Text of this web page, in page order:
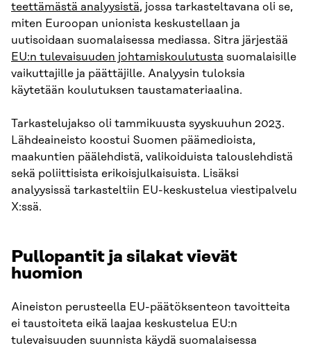
teettämästä analyysistä, jossa tarkasteltavana oli se,
miten Euroopan unionista keskustellaan ja
uutisoidaan suomalaisessa mediassa. Sitra järjestää
EU:n tulevaisuuden johtamiskoulutusta suomalaisille
vaikuttajille ja päättäjille. Analyysin tuloksia
käytetään koulutuksen taustamateriaalina.
Tarkastelujakso oli tammikuusta syyskuuhun 2023.
Lähdeaineisto koostui Suomen päämedioista,
maakuntien päälehdistä, valikoiduista talouslehdistä
sekä poliittisista erikoisjulkaisuista. Lisäksi
analyysissä tarkasteltiin EU-keskustelua viestipalvelu
X:ssä.
Pullopantit ja silakat vievät
huomion
Aineiston perusteella EU-päätöksenteon tavoitteita
ei taustoiteta eikä laajaa keskustelua EU:n
tulevaisuuden suunnista käydä suomalaisessa